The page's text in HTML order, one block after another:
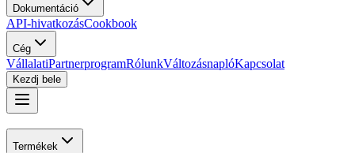
Dokumentáció
API-hivatkozásCookbook
Cég
VállalatiPartnerprogramRólunkVáltozásnaplóKapcsolat
Kezdj bele
Termékek